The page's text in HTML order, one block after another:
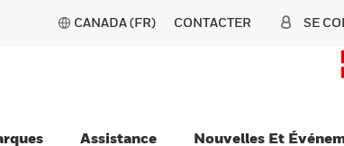
CANADA (FR) CONTACTER SE
Assistance Nouvelles Et